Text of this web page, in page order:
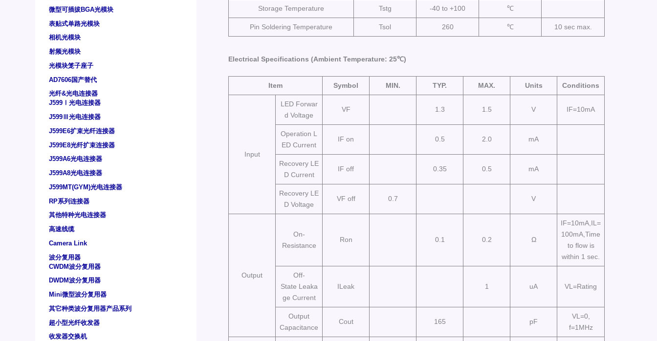
微型可插拔BGA光模块
表贴式单路光模块
相机光模块
射频光模块
光模块笼子座子
AD7606国产替代
光纤&光电连接器
J599Ⅰ光电连接器
J599Ⅲ光电连接器
J599E6扩束光纤连接器
J599E8光纤扩束连接器
J599A6光电连接器
J599A8光电连接器
J599MT(GYM)光电连接器
RP系列连接器
其他特种光电连接器
高速线缆
Camera Link
波分复用器
CWDM波分复用器
DWDM波分复用器
Mini微型波分复用器
其它种类波分复用器产品系列
超小型光纤收发器
收发器交换机
Storage Temperature Tstg -40 to +100 ℃
Pin Soldering Temperature Tsol 260 ℃ 10 sec max.
Electrical Specifications (Ambient Temperature: 25℃)
Item Symbol MIN. TYP. MAX. Units Conditions
Input
LED Forwar
d Voltage
VF 1.3 1.5 V IF=10mA
Operation L
ED Current
IF on 0.5 2.0 mA
Recovery LE
D Current
IF off 0.35 0.5 mA
Recovery LE
D Voltage
VF off 0.7 V
Output
On-
Resistance
Ron 0.1 0.2 Ω
IF=10mA,IL=
100mA,Time
to flow is
within 1 sec.
Off-
State Leaka
ge Current
ILeak 1 uA VL=Rating
Output
Capacitance
Cout 165 pF
VL=0,
f=1MHz